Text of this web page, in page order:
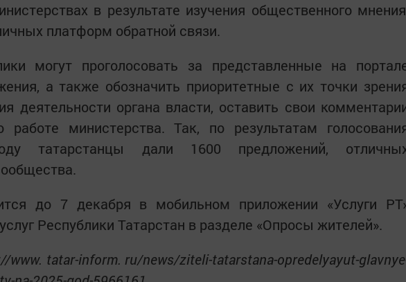
в результате изучения общественного
платформ обратной связи.
могут проголосовать за представленные на
а также обозначить приоритетные с их точки
деятельности органа власти, оставить свои
министерства. Так, по результатам
татарстанцы дали 1600 предложений,
до 7 декабря в мобильном приложении «Услуги
Республики Татарстан в разделе «Опросы жителей».
www. tatar-inform. ru/news/ziteli-tatarstana-opredelyayut-